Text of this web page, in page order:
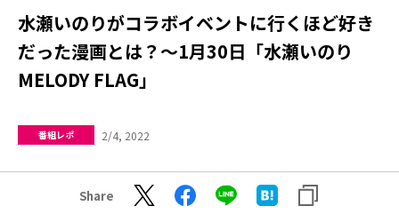
水瀬いのりがコラボイベントに行くほど好き
だった漫画とは？～1月30日「水瀬いのり
MELODY FLAG」
番組レポ 2/4, 2022
Share